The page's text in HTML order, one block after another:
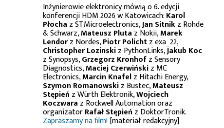
Inżynierowie elektronicy mówią o 6. edycji
konferencji HDM 2026 w Katowicach:Karol
Płocha z STMicroelectronics,Jan Sitnikz Rohde
& Schwarz,Mateusz Pluta z Nokii,Marek
Lendorz Nordes,Piotr Polichtz exa_22,
Christopher Lozinskiz PythonLinks,Jakub Koc
z Synopsys,Grzegorz Kronhofz Sensory
Diagnostics,Maciej Czerwińskiz MC
Electronics,Marcin Knafelz Hitachi Energy,
Szymon Romanowskiz Bustec,Mateusz
Stępień z Würth Elektronik,Wojciech
Koczwara z Rockwell Automation oraz
organizatorRafał Stępień z DoktorTronik.
Zapraszamy na film![materiał redakcyjny]